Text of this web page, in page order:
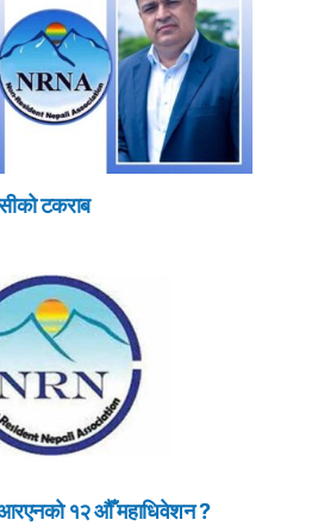
टकराब
१२ औँ महाधिवेशन ?